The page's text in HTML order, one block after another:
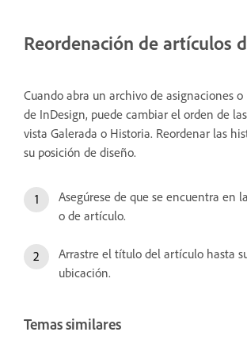
Reordenación de artículos
Cuando abra un archivo de asignaciones
de InDesign, puede cambiar el orden de
vista Galerada o Historia. Reordenar las
su posición de diseño.
Asegúrese de que se encuentra en
o de artículo.
Arrastre el título del artículo hasta
ubicación.
Temas similares